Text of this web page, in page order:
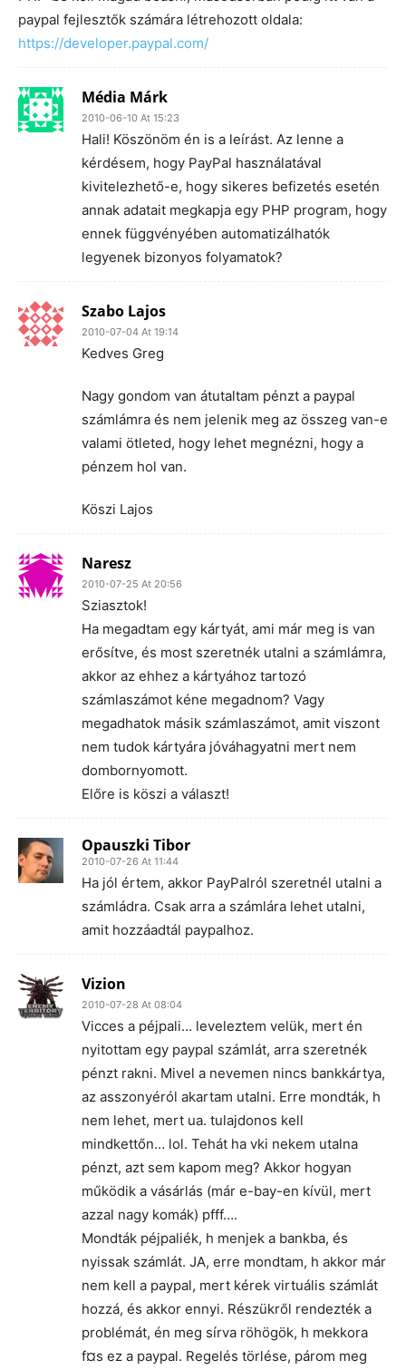
paypal fejlesztők számára létrehozott oldala:
https://developer.paypal.com/
Média Márk
2010-06-10 At 15:23
Hali! Köszönöm én is a leírást. Az lenne a
kérdésem, hogy PayPal használatával
kivitelezhető-e, hogy sikeres befizetés esetén
annak adatait megkapja egy PHP program, hogy
ennek függvényében automatizálhatók
legyenek bizonyos folyamatok?
Szabo Lajos
2010-07-04 At 19:14
Kedves Greg
Nagy gondom van átutaltam pénzt a paypal
számlámra és nem jelenik meg az összeg van-e
valami ötleted, hogy lehet megnézni, hogy a
pénzem hol van.
Köszi Lajos
Naresz
2010-07-25 At 20:56
Sziasztok!
Ha megadtam egy kártyát, ami már meg is van
erősítve, és most szeretnék utalni a számlámra,
akkor az ehhez a kártyához tartozó
számlaszámot kéne megadnom? Vagy
megadhatok másik számlaszámot, amit viszont
nem tudok kártyára jóváhagyatni mert nem
dombornyomott.
Előre is köszi a választ!
Opauszki Tibor
2010-07-26 At 11:44
Ha jól értem, akkor PayPalról szeretnél utalni a
számládra. Csak arra a számlára lehet utalni,
amit hozzáadtál paypalhoz.
Vizion
2010-07-28 At 08:04
Vicces a péjpali… leveleztem velük, mert én
nyitottam egy paypal számlát, arra szeretnék
pénzt rakni. Mivel a nevemen nincs bankkártya,
az asszonyéról akartam utalni. Erre mondták, h
nem lehet, mert ua. tulajdonos kell
mindkettőn… lol. Tehát ha vki nekem utalna
pénzt, azt sem kapom meg? Akkor hogyan
működik a vásárlás (már e-bay-en kívül, mert
azzal nagy komák) pfff….
Mondták péjpaliék, h menjek a bankba, és
nyissak számlát. JA, erre mondtam, h akkor már
nem kell a paypal, mert kérek virtuális számlát
hozzá, és akkor ennyi. Részükről rendezték a
problémát, én meg sírva röhögök, h mekkora
f¤s ez a paypal. Regelés törlése, párom meg